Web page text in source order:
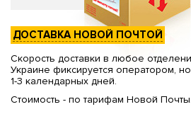
ДОСТАВКА НОВОЙ ПОЧТОЙ
Скорость доставки в любое
Украине фиксируется оператором,
1-3 календарных дней.
Стоимость - по тарифам Новой Почты.